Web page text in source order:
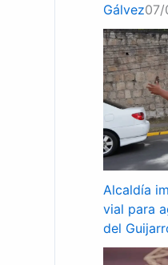
Gálvez
Alcaldía
vial para
del